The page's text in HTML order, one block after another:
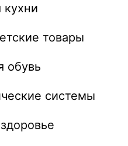
кухни
товары
обувь
системы